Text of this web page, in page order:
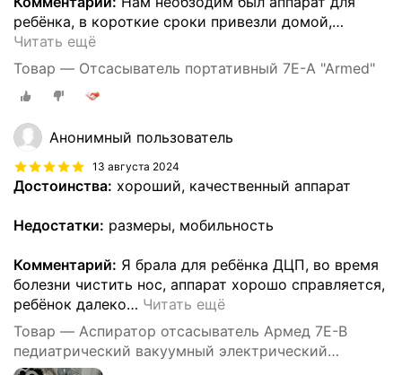
ребёнка, в короткие сроки привезли домой,…
Читать ещё
Товар — Отсасыватель портативный 7E-A "Armed"
Анонимный пользователь
13 августа 2024
Достоинства: хороший, качественный аппарат
Недостатки: размеры, мобильность
Комментарий: Я брала для ребёнка ДЦП, во время
болезни чистить нос, аппарат хорошо справляется,
ребёнок далеко… Читать ещё
Товар — Аспиратор отсасыватель Армед 7Е-В
педиатрический вакуумный электрический
медицинский портативный хирургический 15 л/мин